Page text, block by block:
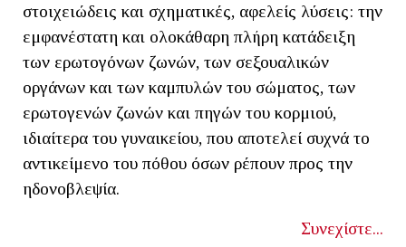
στοιχειώδεις και σχηματικές, αφελείς λύσεις: την
εμφανέστατη και ολοκάθαρη πλήρη κατάδειξη
των ερωτογόνων ζωνών, των σεξουαλικών
οργάνων και των καμπυλών του σώματος, των
ερωτογενών ζωνών και πηγών του κορμιού,
ιδιαίτερα του γυναικείου, που αποτελεί συχνά το
αντικείμενο του πόθου όσων ρέπουν προς την
ηδονοβλεψία.
Συνεχίστε...